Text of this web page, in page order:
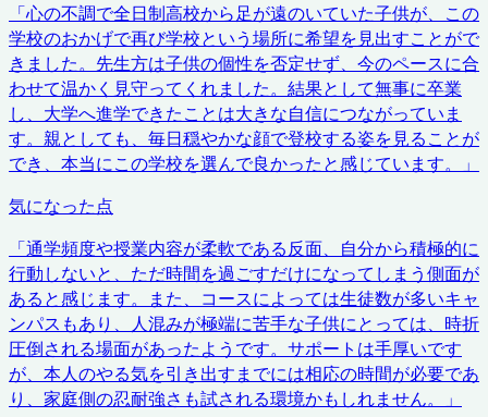
「心の不調で全日制高校から足が遠のいていた子供が、この
学校のおかげで再び学校という場所に希望を見出すことがで
きました。先生方は子供の個性を否定せず、今のペースに合
わせて温かく見守ってくれました。結果として無事に卒業
し、大学へ進学できたことは大きな自信につながっていま
す。親としても、毎日穏やかな顔で登校する姿を見ることが
でき、本当にこの学校を選んで良かったと感じています。 」
気になった点
「通学頻度や授業内容が柔軟である反面、自分から積極的に
行動しないと、ただ時間を過ごすだけになってしまう側面が
あると感じます。また、コースによっては生徒数が多いキャ
ンパスもあり、人混みが極端に苦手な子供にとっては、時折
圧倒される場面があったようです。サポートは手厚いです
が、本人のやる気を引き出すまでには相応の時間が必要であ
り、家庭側の忍耐強さも試される環境かもしれません。 」